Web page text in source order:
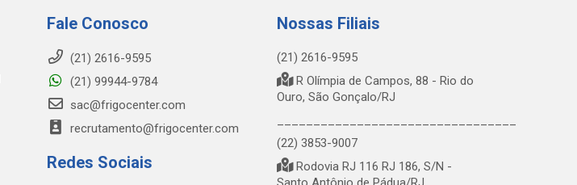
Fale Conosco
(21) 2616-9595
(21) 99944-9784
sac@frigocenter.com
recrutamento@frigocenter.com
Redes Sociais
Nossas Filiais
(21) 2616-9595
R Olímpia de Campos, 88 - Rio do
Ouro, São Gonçalo/RJ
(22) 3853-9007
Rodovia RJ 116 RJ 186, S/N -